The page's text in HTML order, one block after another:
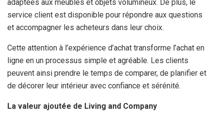
adaptées aux meubles et objets volumineux. De plus, le
service client est disponible pour répondre aux questions
et accompagner les acheteurs dans leur choix.
Cette attention à l’expérience d’achat transforme l’achat en
ligne en un processus simple et agréable. Les clients
peuvent ainsi prendre le temps de comparer, de planifier et
de décorer leur intérieur avec confiance et sérénité.
La valeur ajoutée de Living and Company